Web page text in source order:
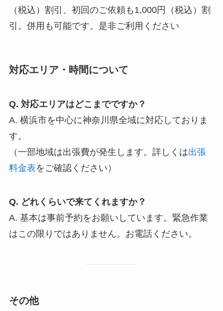
（税込）割引、初回のご依頼も1,000円（税込）割
引。併用も可能です。是非ご利用ください
対応エリア・時間について
Q. 対応エリアはどこまでですか？
A. 横浜市を中心に神奈川県全域に対応しておりま
す。
（一部地域は出張費が発生します。詳しくは出張
料金表をご確認ください）
Q. どれくらいで来てくれますか？
A. 基本は事前予約をお願いしています。緊急作業
はこの限りではありません。お電話ください。
その他